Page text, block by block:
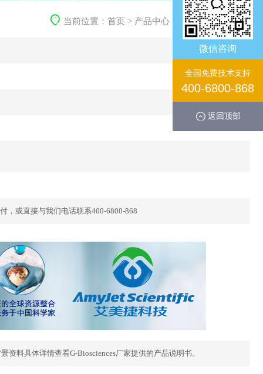
当前位置： 首页 > 产品中心 免疫学产品>一抗
，或直接与我们电话联系400-6800-868
资料具体详情查看G-Biosciences厂家提供的产品说明书。
微信咨询
全国免费技术支持
400-6800-868
返回顶部